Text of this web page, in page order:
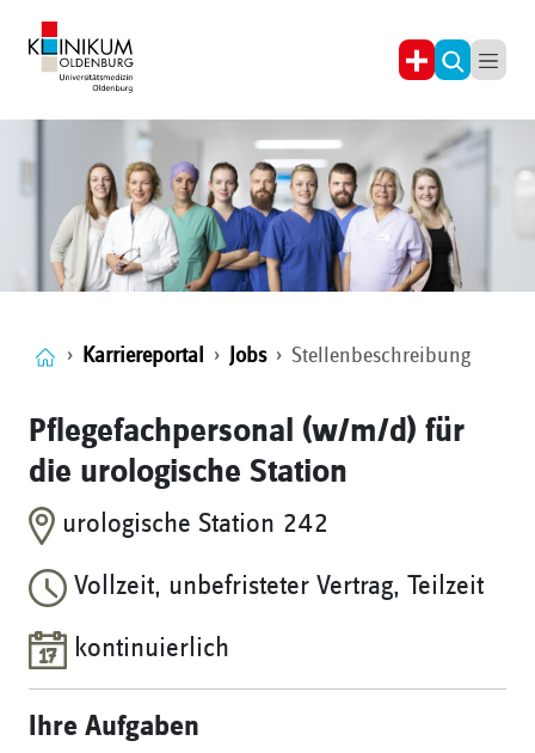
Karriereportal Jobs Stellenbeschreibung
Pflegefachpersonal (w/m/d) für
die urologische Station
urologische Station 242
Vollzeit, unbefristeter Vertrag, Teilzeit
kontinuierlich
Ihre Aufgaben